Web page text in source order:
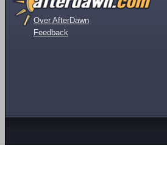
Over AfterDawn
Feedback